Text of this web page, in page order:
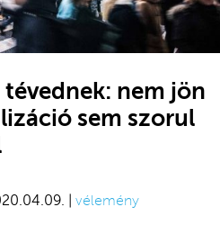
tévednek: nem jön
sem szorul
| vélemény